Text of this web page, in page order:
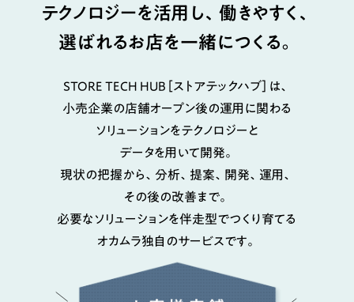
テクノロジーを活用し、働きやすく、
選ばれるお店を一緒につくる。
STORE TECH HUB［ストアテックハブ］は、
小売企業の店舗オープン後の運用に関わる
ソリューションをテクノロジーと
データを用いて開発。
現状の把握から、分析、提案、開発、運用、
その後の改善まで。
必要なソリューションを伴走型でつくり育てる
オカムラ独自のサービスです。